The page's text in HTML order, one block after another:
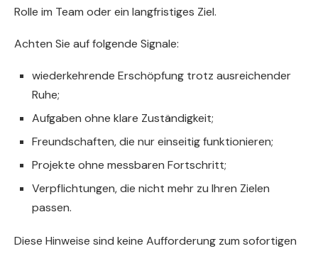
Rolle im Team oder ein langfristiges Ziel.
Achten Sie auf folgende Signale:
wiederkehrende Erschöpfung trotz ausreichender
Ruhe;
Aufgaben ohne klare Zuständigkeit;
Freundschaften, die nur einseitig funktionieren;
Projekte ohne messbaren Fortschritt;
Verpflichtungen, die nicht mehr zu Ihren Zielen
passen.
Diese Hinweise sind keine Aufforderung zum sofortigen